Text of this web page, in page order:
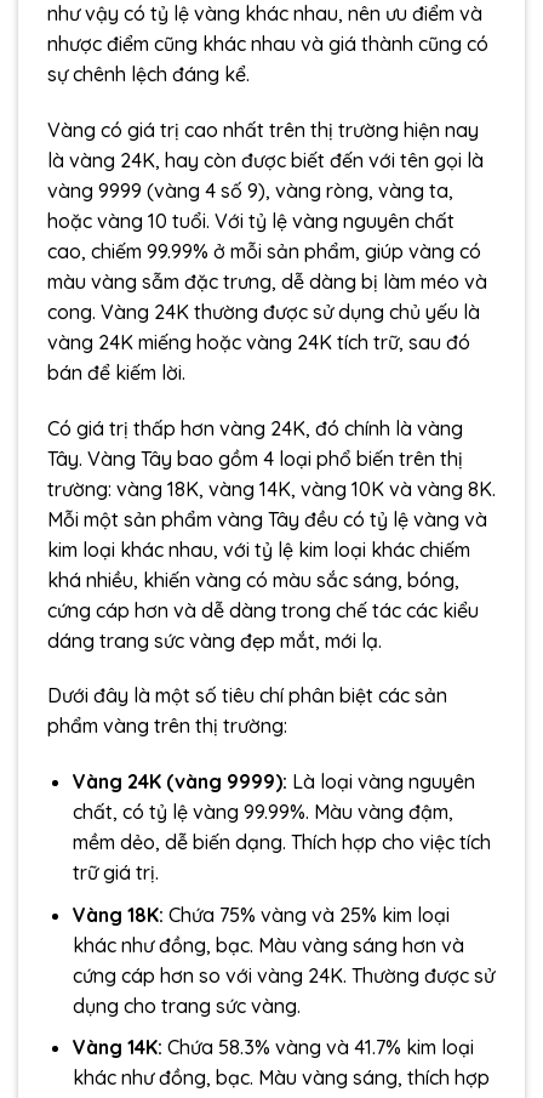
như vậy có tỷ lệ vàng khác nhau, nên ưu điểm và
nhược điểm cũng khác nhau và giá thành cũng có
sự chênh lệch đáng kể.
Vàng có giá trị cao nhất trên thị trường hiện nay
là vàng 24K, hay còn được biết đến với tên gọi là
vàng 9999 (vàng 4 số 9), vàng ròng, vàng ta,
hoặc vàng 10 tuổi. Với tỷ lệ vàng nguyên chất
cao, chiếm 99.99% ở mỗi sản phẩm, giúp vàng có
màu vàng sẫm đặc trưng, dễ dàng bị làm méo và
cong. Vàng 24K thường được sử dụng chủ yếu là
vàng 24K miếng hoặc vàng 24K tích trữ, sau đó
bán để kiếm lời.
Có giá trị thấp hơn vàng 24K, đó chính là vàng
Tây. Vàng Tây bao gồm 4 loại phổ biến trên thị
trường: vàng 18K, vàng 14K, vàng 10K và vàng 8K.
Mỗi một sản phẩm vàng Tây đều có tỷ lệ vàng và
kim loại khác nhau, với tỷ lệ kim loại khác chiếm
khá nhiều, khiến vàng có màu sắc sáng, bóng,
cứng cáp hơn và dễ dàng trong chế tác các kiểu
dáng trang sức vàng đẹp mắt, mới lạ.
Dưới đây là một số tiêu chí phân biệt các sản
phẩm vàng trên thị trường:
Vàng 24K (vàng 9999): Là loại vàng nguyên
chất, có tỷ lệ vàng 99.99%. Màu vàng đậm,
mềm dẻo, dễ biến dạng. Thích hợp cho việc tích
trữ giá trị.
Vàng 18K: Chứa 75% vàng và 25% kim loại
khác như đồng, bạc. Màu vàng sáng hơn và
cứng cáp hơn so với vàng 24K. Thường được sử
dụng cho trang sức vàng.
Vàng 14K: Chứa 58.3% vàng và 41.7% kim loại
khác như đồng, bạc. Màu vàng sáng, thích hợp